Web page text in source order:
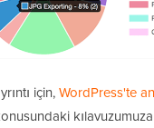
için,WordPress'te